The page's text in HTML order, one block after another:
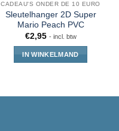
CADEAU'S ONDER DE 10 EURO
Sleutelhanger 2D Super
Mario Peach PVC
€2,95 - incl. btw
IN WINKELMAND